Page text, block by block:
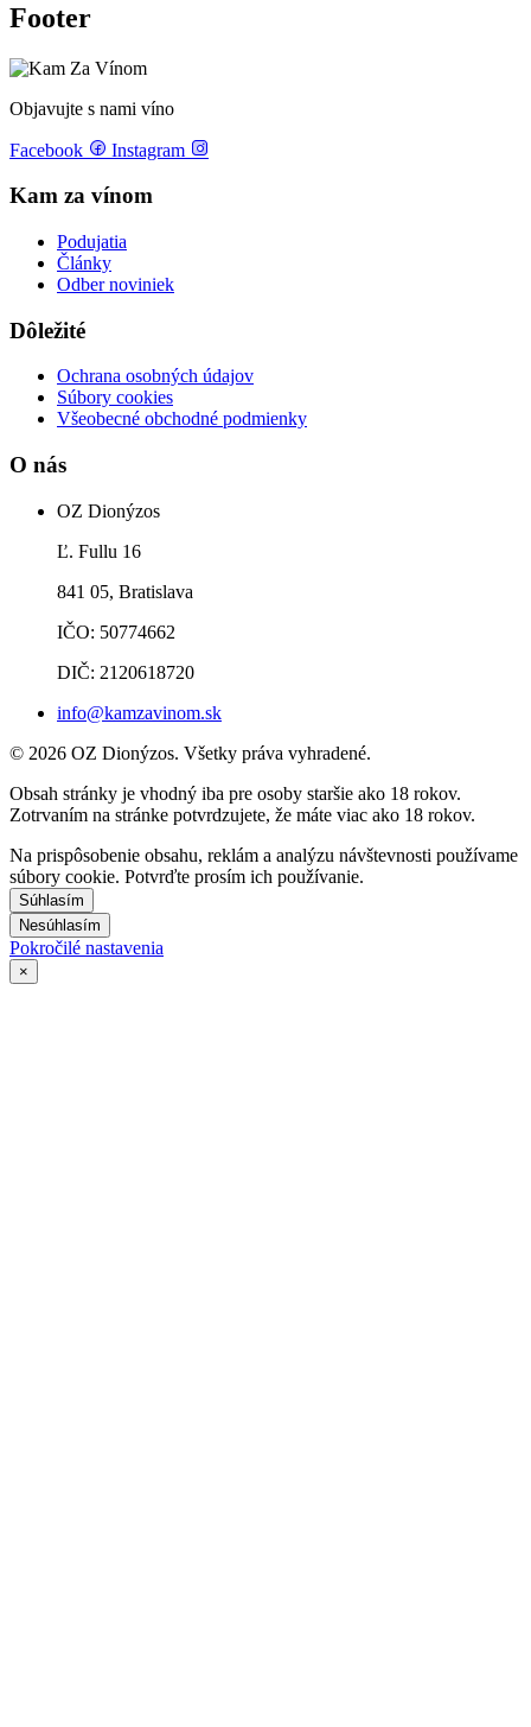
Footer
Objavujte s nami víno
Facebook Instagram
Kam za vínom
Podujatia
Články
Odber noviniek
Dôležité
Ochrana osobných údajov
Súbory cookies
Všeobecné obchodné podmienky
O nás
OZ Dionýzos
Ľ. Fullu 16
841 05, Bratislava
IČO: 50774662
DIČ: 2120618720
info@kamzavinom.sk
© 2026 OZ Dionýzos. Všetky práva vyhradené.
Obsah stránky je vhodný iba pre osoby staršie ako 18 rokov.
Zotrvaním na stránke potvrdzujete, že máte viac ako 18 rokov.
Na prispôsobenie obsahu, reklám a analýzu návštevnosti používame
súbory cookie. Potvrďte prosím ich používanie.
Súhlasím
Nesúhlasím
Pokročilé nastavenia
×